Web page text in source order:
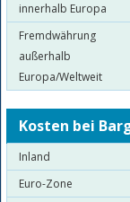
innerhalb Europa
Fremdwährung
außerhalb
Europa/Weltweit
Kosten bei
Inland
Euro-Zone